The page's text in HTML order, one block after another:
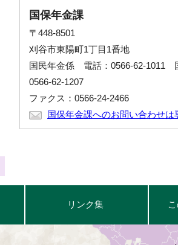
国保年金課
〒448-8501
刈谷市東陽町1丁目1番地
国民年金係 電話：0566-62-1011
0566-62-1207
ファクス：0566-24-2466
国保年金課へのお問い合わせは
リンク集